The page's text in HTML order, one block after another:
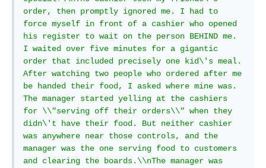
order, then promptly ignored me. I had to
force myself in front of a cashier who opened
his register to wait on the person BEHIND me.
I waited over five minutes for a gigantic
order that included precisely one kid\'s meal.
After watching two people who ordered after me
be handed their food, I asked where mine was.
The manager started yelling at the cashiers
for \\"serving off their orders\\" when they
didn\'t have their food. But neither cashier
was anywhere near those controls, and the
manager was the one serving food to customers
and clearing the boards.\\nThe manager was